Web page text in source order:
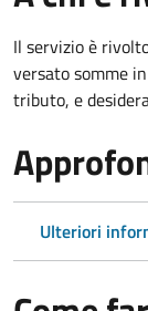
Il servizio è
versato somme
tributo, e
Ulteriori